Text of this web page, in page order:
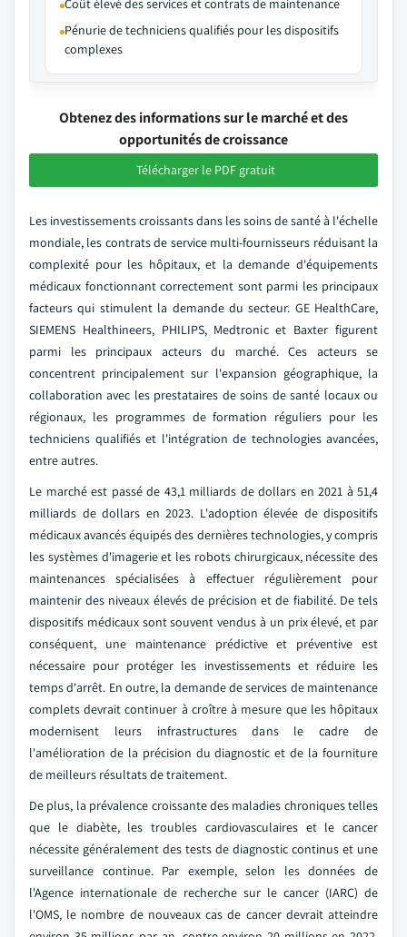
Coût élevé des services et contrats de maintenance
Pénurie de techniciens qualifiés pour les dispositifs
complexes
Obtenez des informations sur le marché et des
opportunités de croissance
Télécharger le PDF gratuit
Les investissements croissants dans les soins de santé à l'échelle
mondiale, les contrats de service multi-fournisseurs réduisant la
complexité pour les hôpitaux, et la demande d'équipements
médicaux fonctionnant correctement sont parmi les principaux
facteurs qui stimulent la demande du secteur. GE HealthCare,
SIEMENS Healthineers, PHILIPS, Medtronic et Baxter figurent
parmi les principaux acteurs du marché. Ces acteurs se
concentrent principalement sur l'expansion géographique, la
collaboration avec les prestataires de soins de santé locaux ou
régionaux, les programmes de formation réguliers pour les
techniciens qualifiés et l'intégration de technologies avancées,
entre autres.
Le marché est passé de 43,1 milliards de dollars en 2021 à 51,4
milliards de dollars en 2023. L'adoption élevée de dispositifs
médicaux avancés équipés des dernières technologies, y compris
les systèmes d'imagerie et les robots chirurgicaux, nécessite des
maintenances spécialisées à effectuer régulièrement pour
maintenir des niveaux élevés de précision et de fiabilité. De tels
dispositifs médicaux sont souvent vendus à un prix élevé, et par
conséquent, une maintenance prédictive et préventive est
nécessaire pour protéger les investissements et réduire les
temps d'arrêt. En outre, la demande de services de maintenance
complets devrait continuer à croître à mesure que les hôpitaux
modernisent leurs infrastructures dans le cadre de
l'amélioration de la précision du diagnostic et de la fourniture
de meilleurs résultats de traitement.
De plus, la prévalence croissante des maladies chroniques telles
que le diabète, les troubles cardiovasculaires et le cancer
nécessite généralement des tests de diagnostic continus et une
surveillance continue. Par exemple, selon les données de
l'Agence internationale de recherche sur le cancer (IARC) de
l'OMS, le nombre de nouveaux cas de cancer devrait atteindre